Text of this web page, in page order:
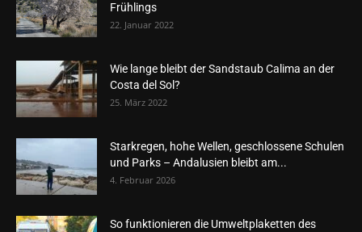
Frühlings
22. Januar 2022
Wie lange bleibt der Sandstaub Calima an der
Costa del Sol?
25. März 2022
Starkregen, hohe Wellen, geschlossene Schulen
und Parks – Andalusien bleibt am...
4. Februar 2026
So funktionieren die Umweltplaketten des